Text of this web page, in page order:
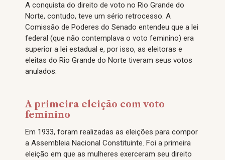
A conquista do direito de voto no Rio Grande do
Norte, contudo, teve um sério retrocesso. A
Comissão de Poderes do Senado entendeu que a lei
federal (que não contemplava o voto feminino) era
superior a lei estadual e, por isso, as eleitoras e
eleitas do Rio Grande do Norte tiveram seus votos
anulados.
A primeira eleição com voto
feminino
Em 1933, foram realizadas as eleições para compor
a Assembleia Nacional Constituinte. Foi a primeira
eleição em que as mulheres exerceram seu direito